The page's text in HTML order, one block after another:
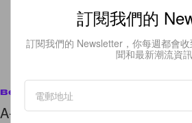
Beauty
A-List Love: Dip-Dye Hair
訂閱我們的
訂閱我們的 Newsletter，你每週都會
聞和最新潮流資訊